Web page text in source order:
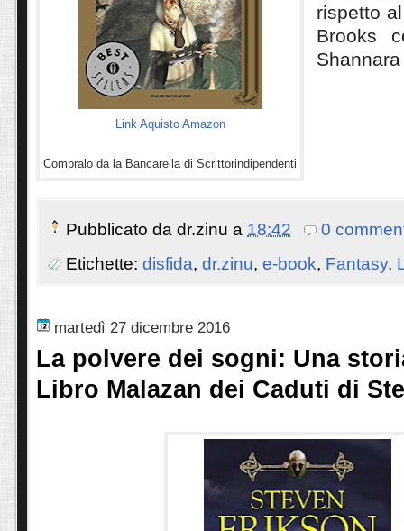
Link Aquisto Amazon
Compralo da la Bancarella di Scrittorindipendenti
rispetto
Brooks
Shannara
Pubblicato da dr.zinu a 18:42
0
Etichette: disfida, dr.zinu, e-book, Fantasy,
martedì 27 dicembre 2016
La polvere dei sogni: Una
Libro Malazan dei Caduti di